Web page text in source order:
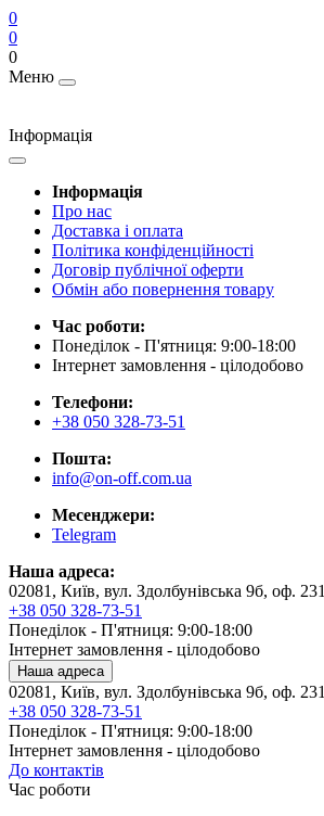
0
0
0
Меню
Інформація
Інформація
Про нас
Доставка і оплата
Політика конфіденційності
Договір публічної оферти
Обмін або повернення товару
Час роботи:
Понеділок - П'ятниця: 9:00-18:00
Інтернет замовлення - цілодобово
Телефони:
+38 050 328-73-51
Пошта:
info@on-off.com.ua
Месенджери:
Telegram
Наша адреса:
02081, Київ, вул. Здолбунівська 9б, оф. 231
+38 050 328-73-51
Понеділок - П'ятниця: 9:00-18:00
Інтернет замовлення - цілодобово
Наша адреса
02081, Київ, вул. Здолбунівська 9б, оф. 231
+38 050 328-73-51
Понеділок - П'ятниця: 9:00-18:00
Інтернет замовлення - цілодобово
До контактів
Час роботи